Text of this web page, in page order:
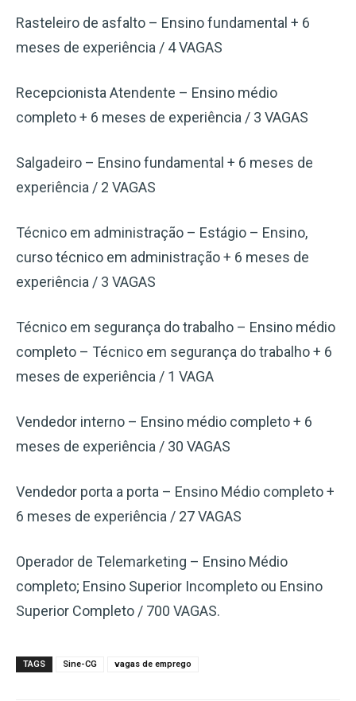
Rasteleiro de asfalto – Ensino fundamental + 6
meses de experiência / 4 VAGAS
Recepcionista Atendente – Ensino médio
completo + 6 meses de experiência / 3 VAGAS
Salgadeiro – Ensino fundamental + 6 meses de
experiência / 2 VAGAS
Técnico em administração – Estágio – Ensino,
curso técnico em administração + 6 meses de
experiência / 3 VAGAS
Técnico em segurança do trabalho – Ensino médio
completo – Técnico em segurança do trabalho + 6
meses de experiência / 1 VAGA
Vendedor interno – Ensino médio completo + 6
meses de experiência / 30 VAGAS
Vendedor porta a porta – Ensino Médio completo +
6 meses de experiência / 27 VAGAS
Operador de Telemarketing – Ensino Médio
completo; Ensino Superior Incompleto ou Ensino
Superior Completo / 700 VAGAS.
TAGS Sine-CG vagas de emprego